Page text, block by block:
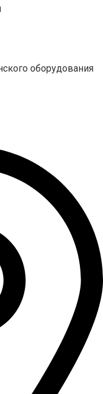
оборудования